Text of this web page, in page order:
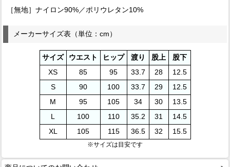
［無地］ナイロン90%／ポリウレタン10%
メーカーサイズ表（単位：cm）
サイズ ウエスト ヒップ 渡り 股上
股下
XS
85 95 33.7 28
12.5
S
90 100 33.7 29
12.5
M
95 105 34 30
13.5
L
100 110 35.2 31
14.5
XL
105 115 36.5 32 15.5
※サイズは目安です